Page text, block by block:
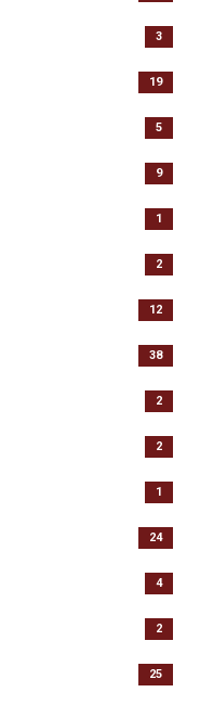
3
19
5
9
1
2
12
38
2
2
1
24
4
2
25